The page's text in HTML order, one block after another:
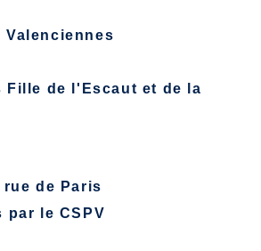
Fille de l'Escaut et de la
de Paris
par le CSPV